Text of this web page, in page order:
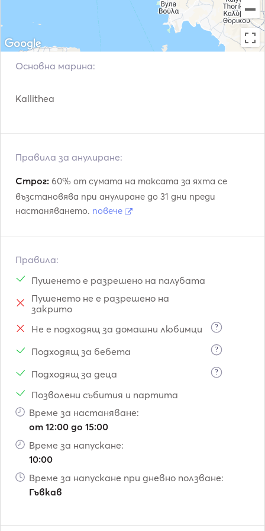
Основна марина:
Kallithea
Правила за анулиране:
Строг: 60% от сумата на таксата за яхта се
възстановява при анулиране до 31 дни преди
настаняването. повече
Правила:
Пушенето е разрешено на палубата
Пушенето не е разрешено на
закрито
Не е подходящ за домашни любимци
?
Подходящ за бебета ?
Подходящ за деца ?
Позволени събития и партита
Време за настаняване:
от 12:00 до 15:00
Време за напускане:
10:00
Време за напускане при дневно ползване:
Гъвкав